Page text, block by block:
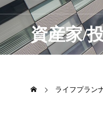
資産家/
ライフプラン